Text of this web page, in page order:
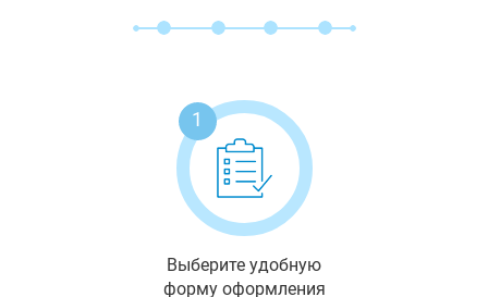
1
Выберите удобную
форму оформления